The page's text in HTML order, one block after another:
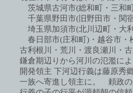
茨城県古河市(総和町・三和町)
千葉県野田市(旧野田市・関宿
埼玉県加須市(北川辺町・大利
春日部市(庄和町)・越谷市・松
古利根川・荒川・渡良瀬川・古
鎌倉期辺りから河川の氾濫によ
開発領主 下河辺行義は藤原秀
一族へ寄進し領主に。 頼政の